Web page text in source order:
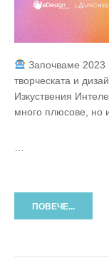
Започваме 2023
творческата и
Изкуствения
много плюсове, но
ПОВЕЧЕ...